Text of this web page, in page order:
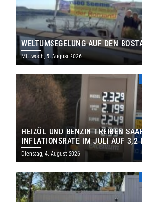
WELTUMSEGELUNG AUF DEN
Mittwoch, 5. August 2026
HEIZÖL UND BENZIN TREIBEN
INFLATIONSRATE IM JULI AUF 3,2
Dienstag, 4. August 2026